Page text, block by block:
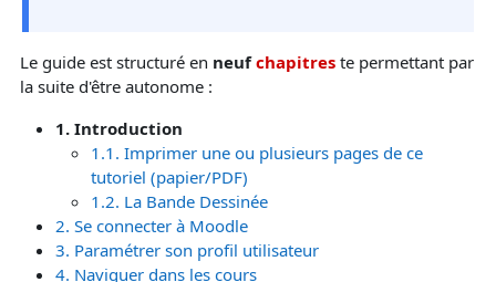
Le guide est structuré en neufchapitres te permettant par
la suite d'être autonome :
1. Introduction
1.1. Imprimer une ou plusieurs pages de ce
tutoriel (papier/PDF)
1.2. La Bande Dessinée
2. Se connecter à Moodle
3. Paramétrer son profil utilisateur
4. Naviguer dans les cours